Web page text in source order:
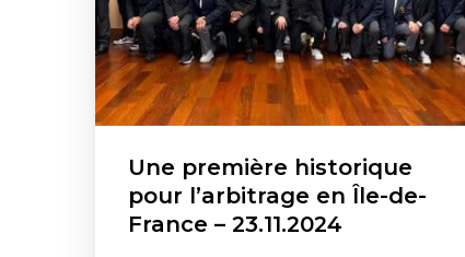
Une première historique
pour l’arbitrage en Île-de-
France – 23.11.2024